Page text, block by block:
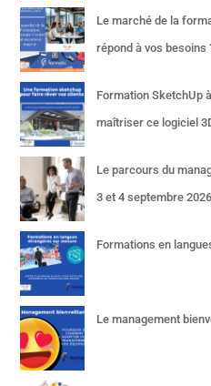
Le marché de la
répond à vos besoins
Formation SketchUp
maîtriser ce logiciel
Le parcours du
3 et 4 septembre 2026
Formations en
Le management